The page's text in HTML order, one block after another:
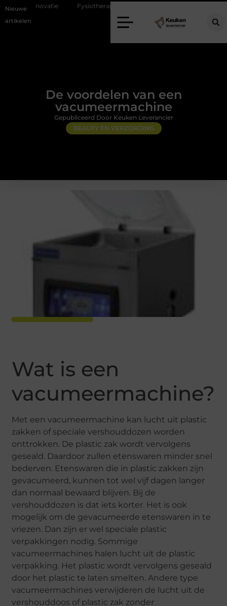
Nieuwe
artikelen
Fysiotherapie Alblasserdam: professionele begeleiding bij pijn en
De voordelen van een
vacumeermachine
BEAUTY EN VERZORGING
Gepubliceerd Door Keuken Leverancier
Wat is een
vacumeermachine?
Met een vacumeermachine kan lucht uit plastic
zakken of speciale vershouddozen worden
onttrokken. De plastic zak wordt vervolgens
geseald. Daardoor zullen etenswaren minder snel
bederven. Etenswaren die in plastic zakken zijn
gevacumeerd, kunnen tot wel vijf dagen langer
dan normaal bewaard blijven. Bij de
vershouddozen is dat iets korter. Het is ook
mogelijk om de gevacumeerde etenswaren in te
vriezen. Dan zijn er wel speciale plastic
verpakkingen nodig. Sommige
vacumeermachines halen lucht uit de plastic
verpakking. Het plastic wordt vervolgens geseald
door het plastic te laten smelten. Andere type
vacumeermachines verwijderen de lucht uit de
vershouddoos of plastic zak zonder